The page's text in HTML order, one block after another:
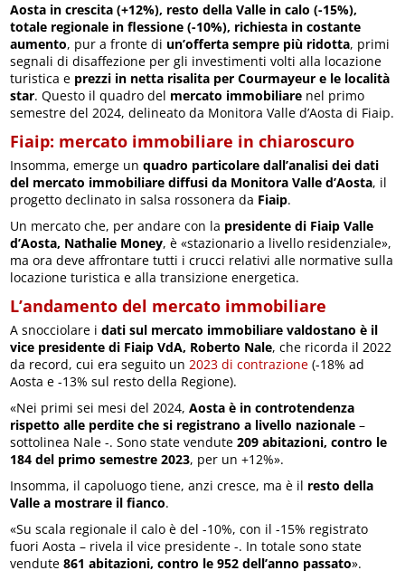
Aosta in crescita (+12%), resto della Valle in calo (-15%),
totale regionale in flessione (-10%), richiesta in costante
aumento, pur a fronte di un’offerta sempre più ridotta, primi
segnali di disaffezione per gli investimenti volti alla locazione
turistica e prezzi in netta risalita per Courmayeur e le località
star. Questo il quadro del mercato immobiliare nel primo
semestre del 2024, delineato da Monitora Valle d’Aosta di Fiaip.
Fiaip: mercato immobiliare in chiaroscuro
Insomma, emerge unquadro particolare dall’analisi dei dati
del mercato immobiliare diffusi da Monitora Valle d’Aosta, il
progetto declinato in salsa rossonera da Fiaip.
Un mercato che, per andare con la presidente di Fiaip Valle
d’Aosta, Nathalie Money, è «stazionario a livello residenziale»,
ma ora deve affrontare tutti i crucci relativi alle normative sulla
locazione turistica e alla transizione energetica.
L’andamento del mercato immobiliare
A snocciolare idati sul mercato immobiliare valdostano è il
vice presidente di Fiaip VdA, Roberto Nale, che ricorda il 2022
da record, cui era seguito un2023 di contrazione (-18% ad
Aosta e -13% sul resto della Regione).
«Nei primi sei mesi del 2024,Aosta è in controtendenza
rispetto alle perdite che si registrano a livello nazionale –
sottolinea Nale -. Sono state vendute209 abitazioni, contro le
184 del primo semestre 2023, per un +12%».
Insomma, il capoluogo tiene, anzi cresce, ma è il resto della
Valle a mostrare il fianco.
«Su scala regionale il calo è del -10%, con il -15% registrato
fuori Aosta – rivela il vice presidente -. In totale sono state
vendute861 abitazioni, contro le 952 dell’anno passato».